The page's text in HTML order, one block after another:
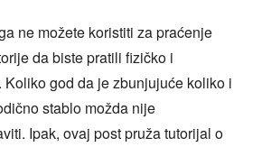
ne možete koristiti za praćenje
da biste pratili fizičko i
Koliko god da je zbunjujuće koliko i
stablo možda nije
Ipak, ovaj post pruža tutorijal o